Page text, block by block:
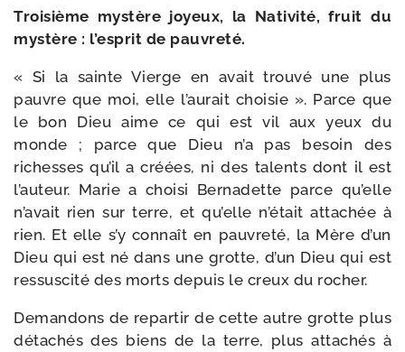
Troisième mys­tère joyeux, la Nativité, fruit du
mys­tère : l’esprit de pauvreté.
« Si la sainte Vierge en avait trou­vé une plus
pauvre que moi, elle l’aurait choi­sie ». Parce que
le bon Dieu aime ce qui est vil aux yeux du
monde ; parce que Dieu n’a pas besoin des
richesses qu’il a créées, ni des talents dont il est
l’auteur. Marie a choi­si Bernadette parce qu’elle
n’avait rien sur terre, et qu’elle n’était atta­chée à
rien. Et elle s’y connaît en pau­vre­té, la Mère d’un
Dieu qui est né dans une grotte, d’un Dieu qui est
res­sus­ci­té des morts depuis le creux du rocher.
Demandons de repar­tir de cette autre grotte plus
déta­chés des biens de la terre, plus atta­chés à